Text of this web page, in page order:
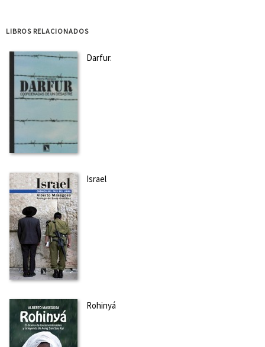
LIBROS RELACIONADOS
Darfur.
Israel
Rohinyá